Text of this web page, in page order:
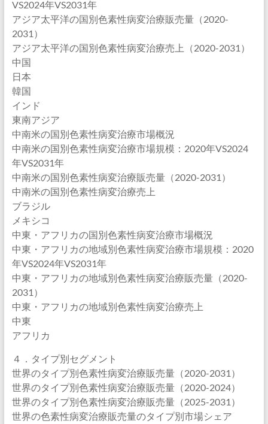
VS2024年VS2031年
アジア太平洋の国別色素性病変治療販売量（2020-
2031）
アジア太平洋の国別色素性病変治療売上（2020-2031）
中国
日本
韓国
インド
東南アジア
中南米の国別色素性病変治療市場概況
中南米の国別色素性病変治療市場規模：2020年VS2024
年VS2031年
中南米の国別色素性病変治療販売量（2020-2031）
中南米の国別色素性病変治療売上
ブラジル
メキシコ
中東・アフリカの国別色素性病変治療市場概況
中東・アフリカの地域別色素性病変治療市場規模：2020
年VS2024年VS2031年
中東・アフリカの地域別色素性病変治療販売量（2020-
2031）
中東・アフリカの地域別色素性病変治療売上
中東
アフリカ
４．タイプ別セグメント
世界のタイプ別色素性病変治療販売量（2020-2031）
世界のタイプ別色素性病変治療販売量（2020-2024）
世界のタイプ別色素性病変治療販売量（2025-2031）
世界の色素性病変治療販売量のタイプ別市場シェア